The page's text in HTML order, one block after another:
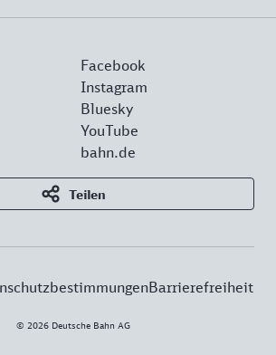
Facebook
Instagram
Bluesky
YouTube
bahn.de
Teilen
Barrierefreiheit
© 2026 Deutsche Bahn AG